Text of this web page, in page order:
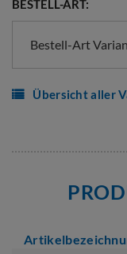
BESTELL-ART:
Bestell-Art
Übersicht aller